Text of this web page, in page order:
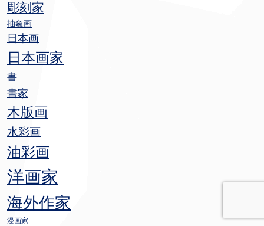
彫刻家
抽象画
日本画
日本画家
書
書家
木版画
水彩画
油彩画
洋画家
海外作家
漫画家